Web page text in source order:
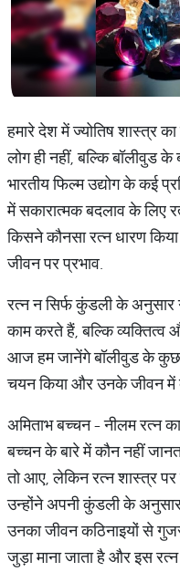
हमारे देश में ज्योतिष शास्त्र
लोग ही नहीं, बल्कि बॉलीवुड
भारतीय फिल्म उद्योग के कई
में सकारात्मक बदलाव के लिए
किसने कौनसा रत्न धारण
जीवन पर प्रभाव.
रत्न न सिर्फ कुंडली के
काम करते हैं, बल्कि व्यक्तित्व
आज हम जानेंगे बॉलीवुड के कुछ
चयन किया और उनके जीवन में
अमिताभ बच्चन - नीलम रत्न
बच्चन के बारे में कौन नहीं
तो आए, लेकिन रत्न शास्त्र पर
उन्होंने अपनी कुंडली के
उनका जीवन कठिनाइयों से
जुड़ा माना जाता है और इस